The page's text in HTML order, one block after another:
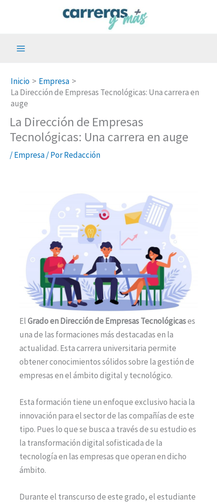
Inicio
Empresa
La Dirección de Empresas Tecnológicas: Una carrera en
auge
La Dirección de Empresas
Tecnológicas: Una carrera en auge
/Empresa/ PorRedacción
ElGrado en Dirección de Empresas Tecnológicases
una de las formaciones más destacadas en la
actualidad. Esta carrera universitaria permite
obtener conocimientos sólidos sobre la gestión de
empresas en el ámbito digital y tecnológico.
Esta formación tiene un enfoque exclusivo hacia la
innovación para el sector de las compañías de este
tipo. Pues lo que se busca a través de su estudio es
la transformación digital sofisticada de la
tecnología en las empresas que operan en dicho
ámbito.
Durante el transcurso de este grado, el estudiante